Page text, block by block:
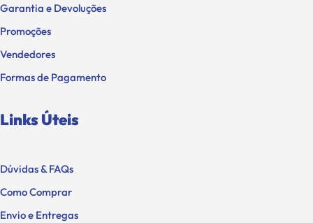
Garantia e Devoluções
Promoções
Vendedores
Formas de Pagamento
Links Úteis
Dúvidas & FAQs
Como Comprar
Envio e Entregas